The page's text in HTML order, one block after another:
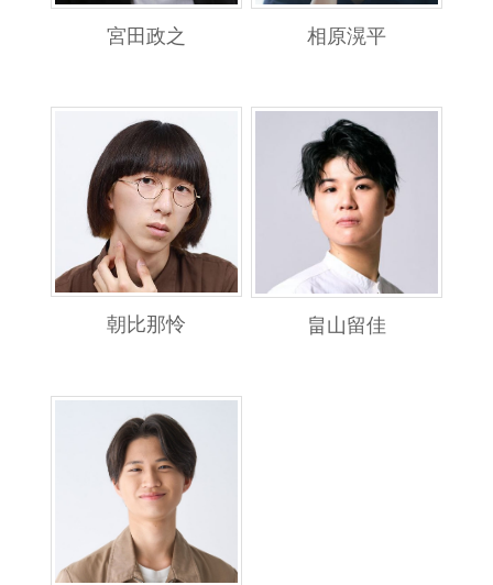
宮田政之 相原滉平
朝比那怜 畠山留佳